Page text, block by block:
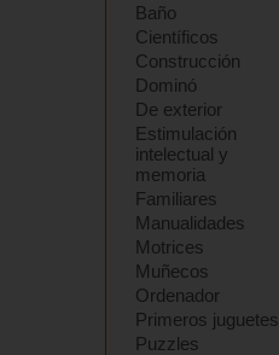
Baño
Científicos
Construcción
Dominó
De exterior
Estimulación
intelectual y
memoria
Familiares
Manualidades
Motrices
Muñecos
Ordenador
Primeros juguetes
Puzzles